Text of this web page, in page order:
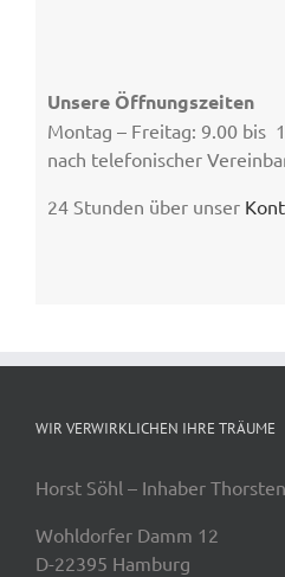
Unsere Öffnungszeiten
Montag – Freitag: 9.00 bis
nach telefonischer
24 Stunden über unser
WIR VERWIRKLICHEN IHRE TRÄUME
Horst Söhl – Inhaber
Wohldorfer Damm 12
D-22395 Hamburg